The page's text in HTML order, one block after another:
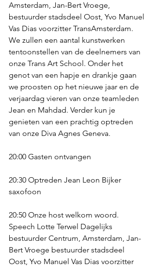
Amsterdam, Jan-Bert Vroege,
bestuurder stadsdeel Oost, Yvo Manuel
Vas Dias voorzitter TransAmsterdam.
We zullen een aantal kunstwerken
tentoonstellen van de deelnemers van
onze Trans Art School. Onder het
genot van een hapje en drankje gaan
we proosten op het nieuwe jaar en de
verjaardag vieren van onze teamleden
Jean en Mahdad. Verder kun je
genieten van een prachtig optreden
van onze Diva Agnes Geneva.
20:00 Gasten ontvangen
20:30 Optreden Jean Leon Bijker
saxofoon
20:50 Onze host welkom woord.
Speech Lotte Terwel Dagelijks
bestuurder Centrum, Amsterdam, Jan-
Bert Vroege bestuurder stadsdeel
Oost, Yvo Manuel Vas Dias voorzitter